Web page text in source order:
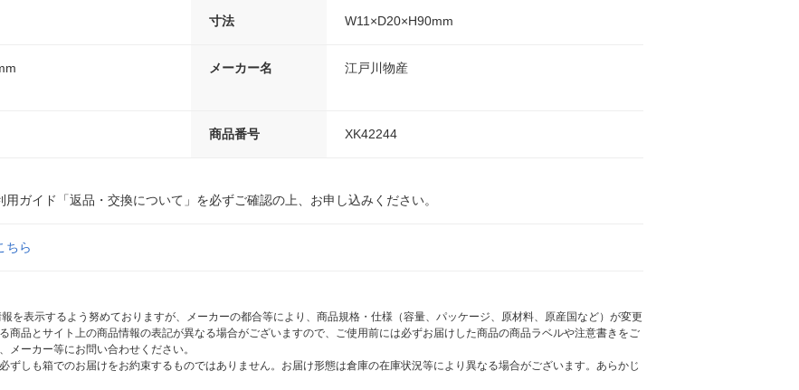
寸法 W11×D20×H90mm
メーカー名 江戸川物産
商品番号 XK42244
用ガイド「返品・交換について」を必ずご確認の上、お申し込みください。
ちら
を表示するよう努めておりますが、メーカーの都合等により、商品規格・仕様（容量、パッケージ、原材料、原産国など）が変更
商品とサイト上の商品情報の表記が異なる場合がございますので、ご使用前には必ずお届けした商品の商品ラベルや注意書きをご
メーカー等にお問い合わせください。
ずしも箱でのお届けをお約束するものではありません。お届け形態は倉庫の在庫状況等により異なる場合がございます。あらかじ